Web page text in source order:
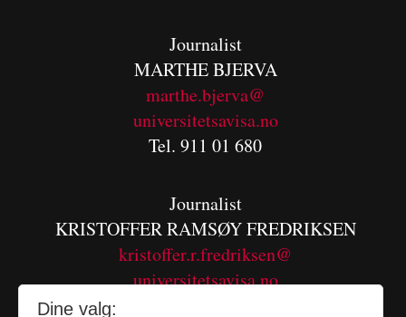
Journalist
MARTHE BJERVA
marthe.bjerva@
universitetsavisa.no
Tel. 911 01 680
Journalist
KRISTOFFER RAMSØY FREDRIKSEN
kristoffer.r.fredriksen@
universitetsavisa.no
Dine valg: